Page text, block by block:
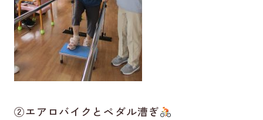
②エアロバイクとペダル漕ぎ